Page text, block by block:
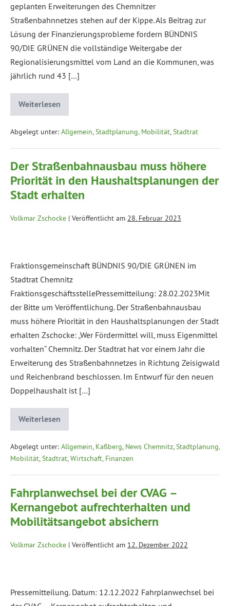
geplanten Erweiterungen des Chemnitzer
Straßenbahnnetzes stehen auf der Kippe. Als Beitrag zur
Lösung der Finanzierungsprobleme fordern BÜNDNIS
90/DIE GRÜNEN die vollständige Weitergabe der
Regionalisierungsmittel vom Land an die Kommunen, was
jährlich rund 43 […]
Weiterlesen
Abgelegt unter: Allgemein,Stadtplanung, Mobilität,Stadtrat
Der Straßenbahnausbau muss höhere
Priorität in den Haushaltsplanungen der
Stadt erhalten
Volkmar Zschocke | Veröffentlicht am 28. Februar 2023
Fraktionsgemeinschaft BÜNDNIS 90/DIE GRÜNEN im
Stadtrat Chemnitz
FraktionsgeschäftsstellePressemitteilung: 28.02.2023Mit
der Bitte um Veröffentlichung. Der Straßenbahnausbau
muss höhere Priorität in den Haushaltsplanungen der Stadt
erhalten Zschocke: „Wer Fördermittel will, muss Eigenmittel
vorhalten“ Chemnitz. Der Stadtrat hat vor einem Jahr die
Erweiterung des Straßenbahnnetzes in Richtung Zeisigwald
und Reichenbrand beschlossen. Im Entwurf für den neuen
Doppelhaushalt ist […]
Weiterlesen
Abgelegt unter: Allgemein, Kaßberg, News Chemnitz,Stadtplanung,
Mobilität,Stadtrat,Wirtschaft, Finanzen
Fahrplanwechsel bei der CVAG –
Kernangebot aufrechterhalten und
Mobilitätsangebot absichern
Volkmar Zschocke | Veröffentlicht am 12. Dezember 2022
Pressemitteilung. Datum: 12.12.2022 Fahrplanwechsel bei